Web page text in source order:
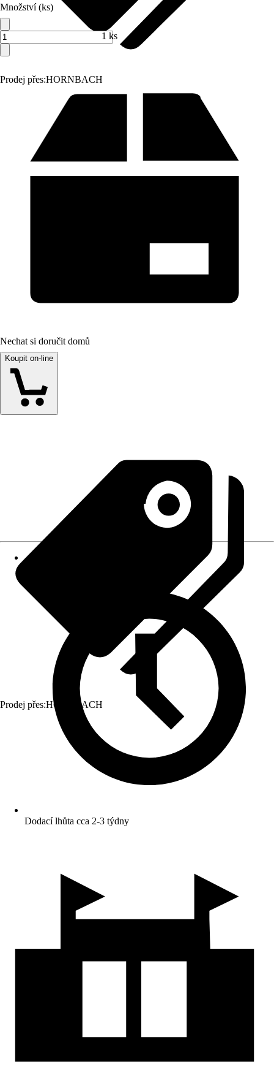
Prodej přes:HORNBACH
Množství (ks)
1 ks
Nechat si doručit domů
Koupit on-line
Prodej přes:HORNBACH
Dodací lhůta cca 2-3 týdny